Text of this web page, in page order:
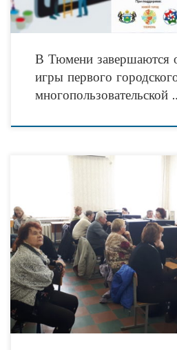
В Тюмени завершаются
игры первого
многопользовательской
8 октября 2018 года стартовал обучающий
грамотности для неработающих пенсионеров.
Краснооктябрьском районе к обучению